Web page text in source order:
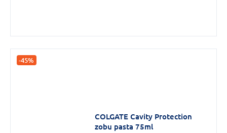
-45%
COLGATE Cavity Protection
zobu pasta 75ml